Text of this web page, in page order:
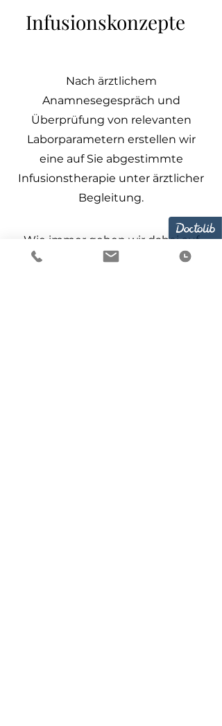
Infusionskonzepte
Nach ärztlichem
Anamnesegespräch und
Überprüfung von relevanten
Laborparametern erstellen wir
eine auf Sie abgestimmte
Infusionstherapie unter ärztlicher
Begleitung.
Wie immer gehen wir dabei auf
Ihre Wünsche und
Termin